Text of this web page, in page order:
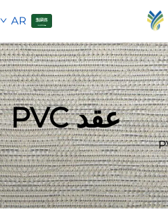
AR
عقد PVC